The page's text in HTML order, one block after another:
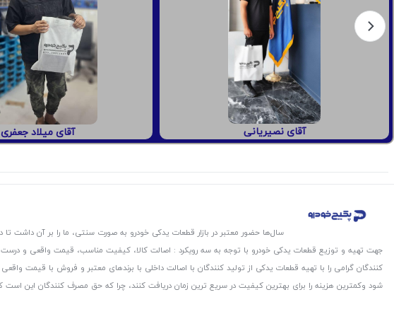
آقای نصیریانی آقای میلاد جعفری
سال‌ها حضور معتبر در بازار قطعات یدکی خودرو به صورت سنتی، ما را بر آن داشت
جهت تهیه و توزیع قطعات یدکی خودرو با توجه به سه رویکرد : اصالت کالا، کیفیت مناسب، قیمت واقعی و درست.
کنندگان گرامی را با تهیه قطعات یدکی از تولید کنندگان با اصالت داخلی با برندهای معتبر و فروش با قیمت
شود و‌کمترین هزینه را برای بهترین کیفیت در سریع ترین زمان دریافت کنند، چرا که حق مصرف کنندگان این است